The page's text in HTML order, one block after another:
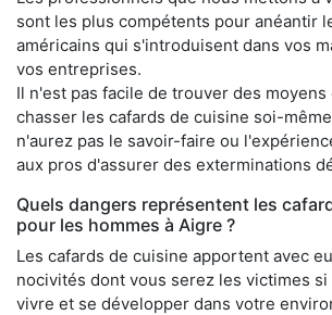
sont les plus compétents pour anéantir
américains qui s'introduisent dans vos
vos entreprises.
Il n'est pas facile de trouver des
chasser les cafards de cuisine soi-
n'aurez pas le savoir-faire ou
aux pros d'assurer des exterminations
Quels dangers représentent les
pour les hommes à Aigre ?
Les cafards de cuisine apportent avec
nocivités dont vous serez les victimes
vivre et se développer dans votre